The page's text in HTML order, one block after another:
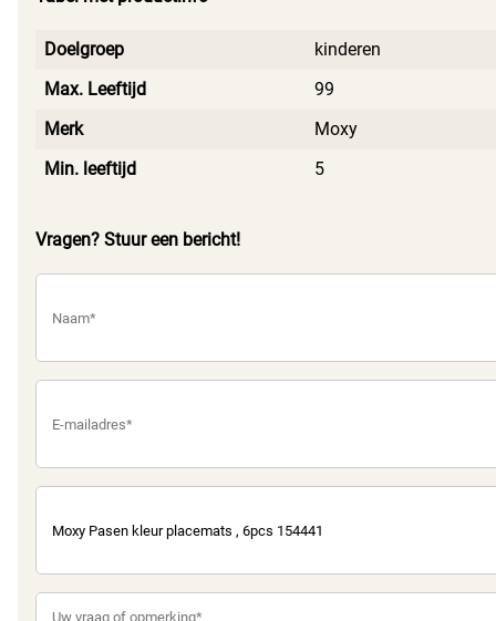
Doelgroep
kinderen
Max. Leeftijd
99
Merk
Moxy
Min. leeftijd
5
Vragen? Stuur een bericht!